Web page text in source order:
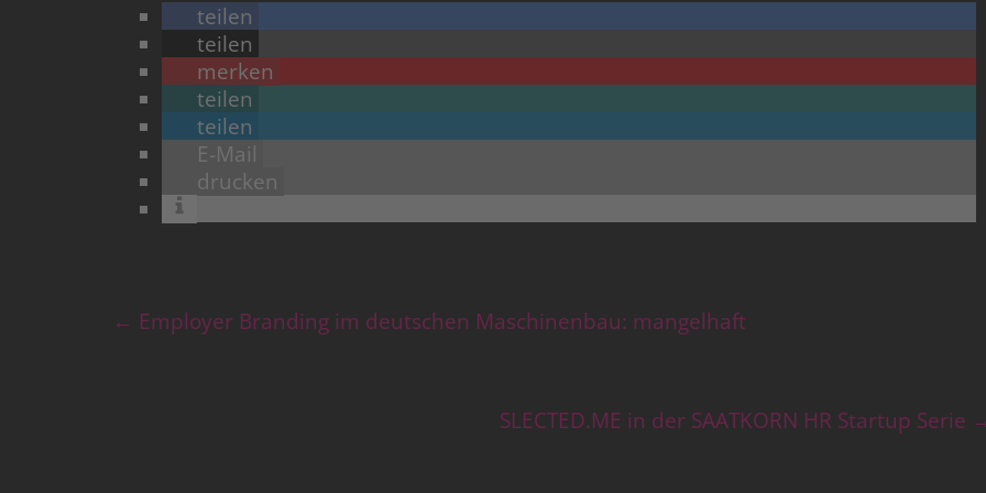
teilen
teilen
merken
teilen
teilen
E-Mail
drucken
← Employer Branding im deutschen Maschinenbau: mangelhaft
SLECTED.ME in der SAATKORN HR Startup Serie